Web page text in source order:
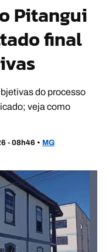
Pitangui
final
do processo
veja como
- 08h46 • MG